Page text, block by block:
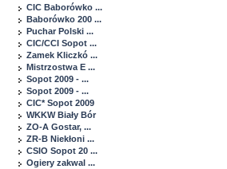
CIC Baborówko ...
Baborówko 200 ...
Puchar Polski ...
CIC/CCI Sopot ...
Zamek Kliczkó ...
Mistrzostwa E ...
Sopot 2009 - ...
Sopot 2009 - ...
CIC* Sopot 2009
WKKW Biały Bór
ZO-A Gostar, ...
ZR-B Niekłoni ...
CSIO Sopot 20 ...
Ogiery zakwal ...